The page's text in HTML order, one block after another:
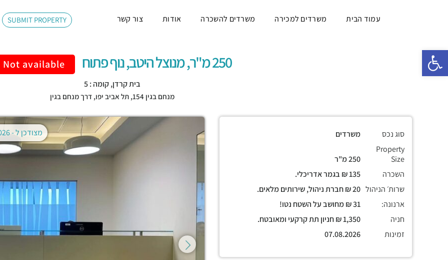
פתח סרגל נגישות
SUBMIT PROPERTY עמוד הבית משרדים למכירה משרדים להשכרה אודות צור קשר
250 מ"ר, מנוצל היטב, נוף פתוח Not available
בית קרדן, קומה : 5
מנחם בגין 154, תל אביב יפו,דרך מנחם בגין
מצודכן ל - סוג נכס
משרדים
Property
Size
השכרה
שרות׳ הניהול
ארנונה:
חניה
זמינות